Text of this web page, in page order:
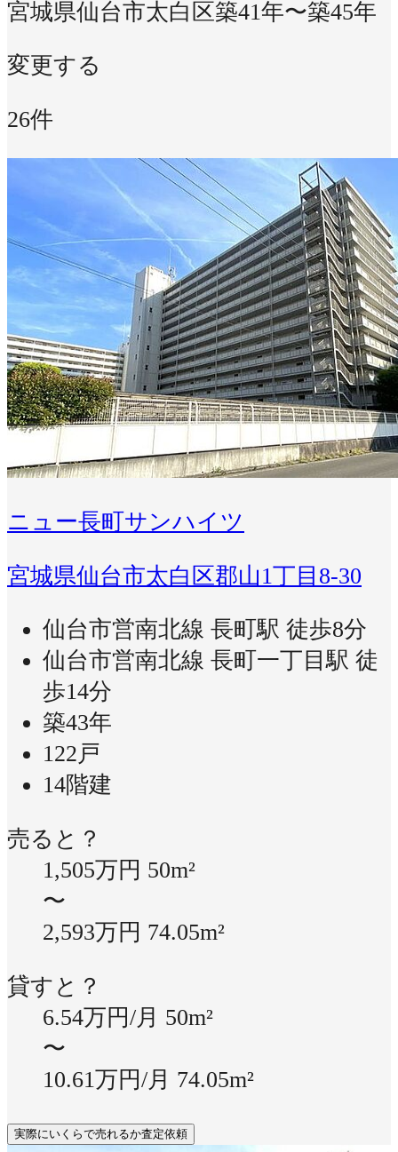
宮城県仙台市太白区築41年〜築45年
変更する
26件
ニュー長町サンハイツ
宮城県仙台市太白区郡山1丁目8-30
仙台市営南北線 長町駅 徒歩8分
仙台市営南北線 長町一丁目駅 徒
歩14分
築43年
122戸
14階建
売ると？
1,505万円 50m²
〜
2,593万円 74.05m²
貸すと？
6.54万円/月 50m²
〜
10.61万円/月 74.05m²
実際にいくらで売れるか査定依頼